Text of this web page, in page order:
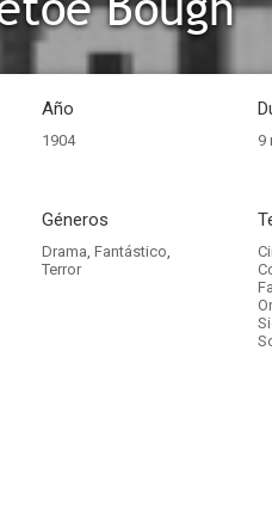
Año
1904 9
Géneros
Drama, Fantástico,
Terror